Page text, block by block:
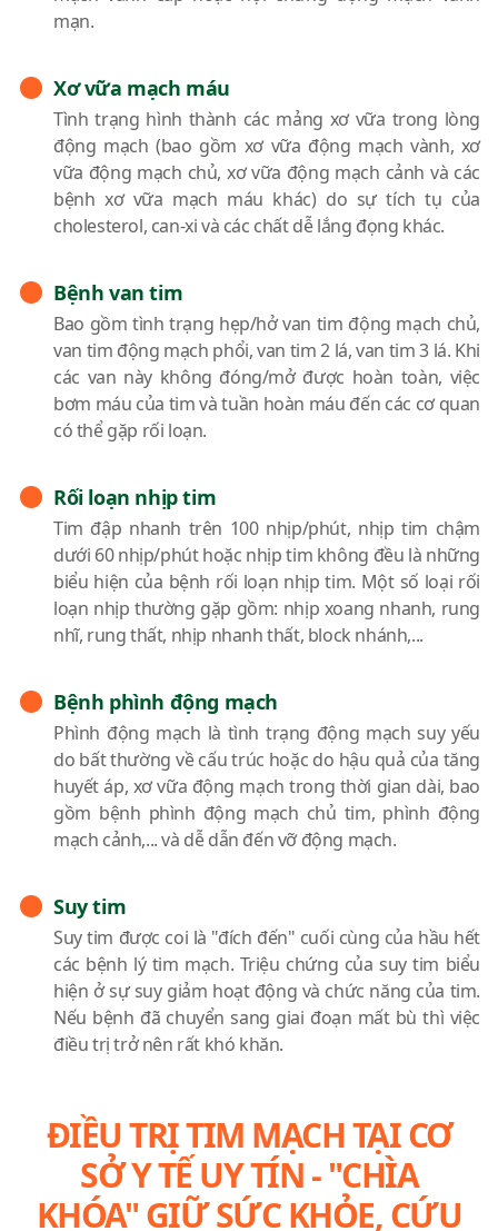
mạn.
Xơ vữa mạch máu
Tình trạng hình thành các mảng xơ vữa trong lòng
động mạch (bao gồm xơ vữa động mạch vành, xơ
vữa động mạch chủ, xơ vữa động mạch cảnh và các
bệnh xơ vữa mạch máu khác) do sự tích tụ của
cholesterol, can-xi và các chất dễ lắng đọng khác.
Bệnh van tim
Bao gồm tình trạng hẹp/hở van tim động mạch chủ,
van tim động mạch phổi, van tim 2 lá, van tim 3 lá. Khi
các van này không đóng/mở được hoàn toàn, việc
bơm máu của tim và tuần hoàn máu đến các cơ quan
có thể gặp rối loạn.
Rối loạn nhịp tim
Tim đập nhanh trên 100 nhịp/phút, nhịp tim chậm
dưới 60 nhịp/phút hoặc nhịp tim không đều là những
biểu hiện của bệnh rối loạn nhịp tim. Một số loại rối
loạn nhịp thường gặp gồm: nhịp xoang nhanh, rung
nhĩ, rung thất, nhịp nhanh thất, block nhánh,...
Bệnh phình động mạch
Phình động mạch là tình trạng động mạch suy yếu
do bất thường về cấu trúc hoặc do hậu quả của tăng
huyết áp, xơ vữa động mạch trong thời gian dài, bao
gồm bệnh phình động mạch chủ tim, phình động
mạch cảnh,... và dễ dẫn đến vỡ động mạch.
Suy tim
Suy tim được coi là "đích đến" cuối cùng của hầu hết
các bệnh lý tim mạch. Triệu chứng của suy tim biểu
hiện ở sự suy giảm hoạt động và chức năng của tim.
Nếu bệnh đã chuyển sang giai đoạn mất bù thì việc
điều trị trở nên rất khó khăn.
ĐIỀU TRỊ TIM MẠCH TẠI CƠ
SỞ Y TẾ UY TÍN - "CHÌA
KHÓA" GIỮ SỨC KHỎE, CỨU